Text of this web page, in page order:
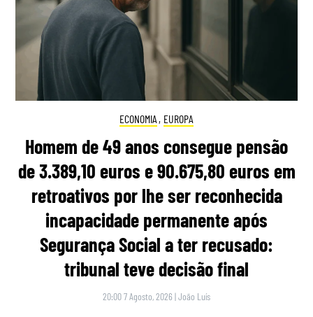
ECONOMIA , EUROPA
Homem de 49 anos consegue pensão
de 3.389,10 euros e 90.675,80 euros em
retroativos por lhe ser reconhecida
incapacidade permanente após
Segurança Social a ter recusado:
tribunal teve decisão final
20:00 7 Agosto, 2026 |João Luís